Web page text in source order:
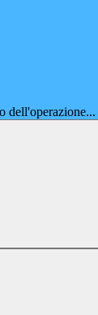
dell'operazione...